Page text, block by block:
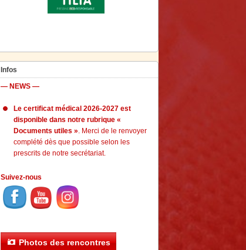
Infos
— NEWS —
Le certificat médical 2026-2027 est
disponible dans notre rubrique «
Documents utiles ». Merci de le renvoyer
complété dès que possible selon les
prescrits de notre secrétariat.
Suivez-nous
Photos des rencontres